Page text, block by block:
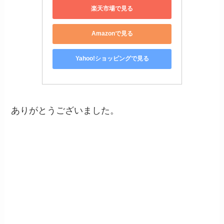
楽天市場で見る
Amazonで見る
Yahoo!ショッピングで見る
ありがとうございました。